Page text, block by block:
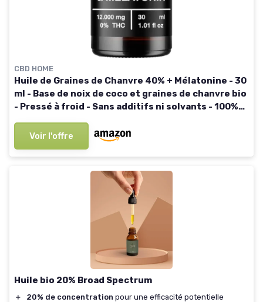
CBD HOME
Huile de Graines de Chanvre 40% + Mélatonine - 30
ml - Base de noix de coco et graines de chanvre bio
- Pressé à froid - Sans additifs ni solvants - 100%
Voir l'offre
Huile bio 20% Broad Spectrum
＋ 20% de concentration pour une efficacité potentielle